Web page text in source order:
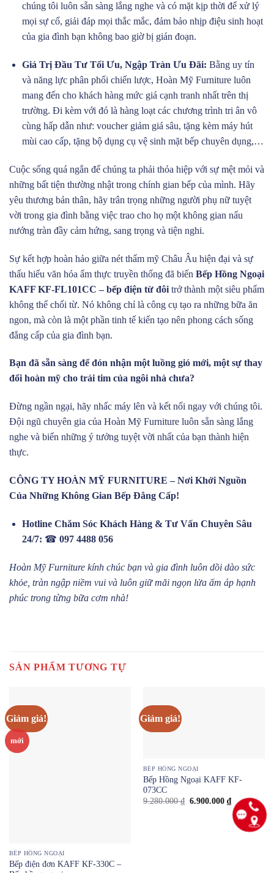
chúng tôi luôn sẵn sàng lắng nghe và có mặt kịp thời để xử lý
mọi sự cố, giải đáp mọi thắc mắc, đảm bảo nhịp điệu sinh hoạt
của gia đình bạn không bao giờ bị gián đoạn.
Giá Trị Đầu Tư Tối Ưu, Ngập Tràn Ưu Đãi: Bằng uy tín
và năng lực phân phối chiến lược, Hoàn Mỹ Furniture luôn
mang đến cho khách hàng mức giá cạnh tranh nhất trên thị
trường. Đi kèm với đó là hàng loạt các chương trình tri ân vô
cùng hấp dẫn như: voucher giảm giá sâu, tặng kèm máy hút
mùi cao cấp, tặng bộ dụng cụ vệ sinh mặt bếp chuyên dụng,…
Cuộc sống quá ngắn để chúng ta phải thỏa hiệp với sự mệt mỏi và
những bất tiện thường nhật trong chính gian bếp của mình. Hãy
yêu thương bản thân, hãy trân trọng những người phụ nữ tuyệt
vời trong gia đình bằng việc trao cho họ một không gian nấu
nướng tràn đầy cảm hứng, sang trọng và tiện nghi.
Sự kết hợp hoàn hảo giữa nét thẩm mỹ Châu Âu hiện đại và sự
thấu hiểu văn hóa ẩm thực truyền thống đã biến Bếp Hồng Ngoại
KAFF KF-FL101CC – bếp điện từ đôi trở thành một siêu phẩm
không thể chối từ. Nó không chỉ là công cụ tạo ra những bữa ăn
ngon, mà còn là một phần tinh tế kiến tạo nên phong cách sống
đẳng cấp của gia đình bạn.
Bạn đã sẵn sàng để đón nhận một luồng gió mới, một sự thay
đổi hoàn mỹ cho trái tim của ngôi nhà chưa?
Đừng ngần ngại, hãy nhấc máy lên và kết nối ngay với chúng tôi.
Đội ngũ chuyên gia của Hoàn Mỹ Furniture luôn sẵn sàng lắng
nghe và biến những ý tưởng tuyệt vời nhất của bạn thành hiện
thực.
CÔNG TY HOÀN MỸ FURNITURE – Nơi Khởi Nguồn
Của Những Không Gian Bếp Đẳng Cấp!
Hotline Chăm Sóc Khách Hàng & Tư Vấn Chuyên Sâu
24/7: ☎ 097 4488 056
Hoàn Mỹ Furniture kính chúc bạn và gia đình luôn dồi dào sức
khỏe, tràn ngập niềm vui và luôn giữ mãi ngọn lửa ấm áp hạnh
phúc trong từng bữa cơm nhà!
SẢN PHẨM TƯƠNG TỰ
Giảm giá!
mới
BẾP HỒNG NGOẠI
Bếp điện đơn KAFF KF-330C –
Giảm giá!
BẾP HỒNG NGOẠI
Bếp Hồng Ngoại KAFF KF-
073CC
9.280.000₫ Giá
6.900.000 ₫Giá
hiện
tại
là:
6.900.000 ₫.